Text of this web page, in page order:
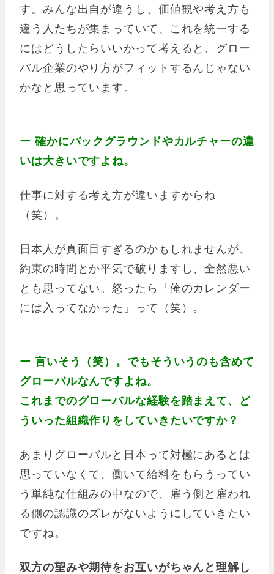
す。みんな出自が違うし、価値観や考え方も
違う人たちが集まっていて、これを統一する
にはどうしたらいいかって考えると、グロー
バル企業のやり方がフィットするんじゃない
かなと思っています。
ー 確かにバックグラウンドやカルチャーの違
いは大きいですよね。
仕事に対する考え方が違いますからね
（笑）。
日本人が真面目すぎるのかもしれませんが、
約束の時間とか平気で破りますし、全然悪い
とも思ってない。怒ったら「俺のカレンダー
には入ってなかった」って（笑）。
ー 言いそう（笑）。でもそういうのも含めて
グローバルなんですよね。
これまでのグローバルな経験を踏まえて、ど
ういった組織作りをしていきたいですか？
あまりグローバルと日本って対極にあるとは
思っていなくて、働いて給料をもらうってい
う単純な仕組みの中なので、雇う側と雇われ
る側の認識のズレがないようにしていきたい
ですね。
双方の望みや期待をお互いがちゃんと理解し